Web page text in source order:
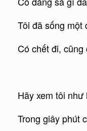
Tôi đã sống một
Có chết đi, cũng
Hãy xem tôi
Trong giây phút